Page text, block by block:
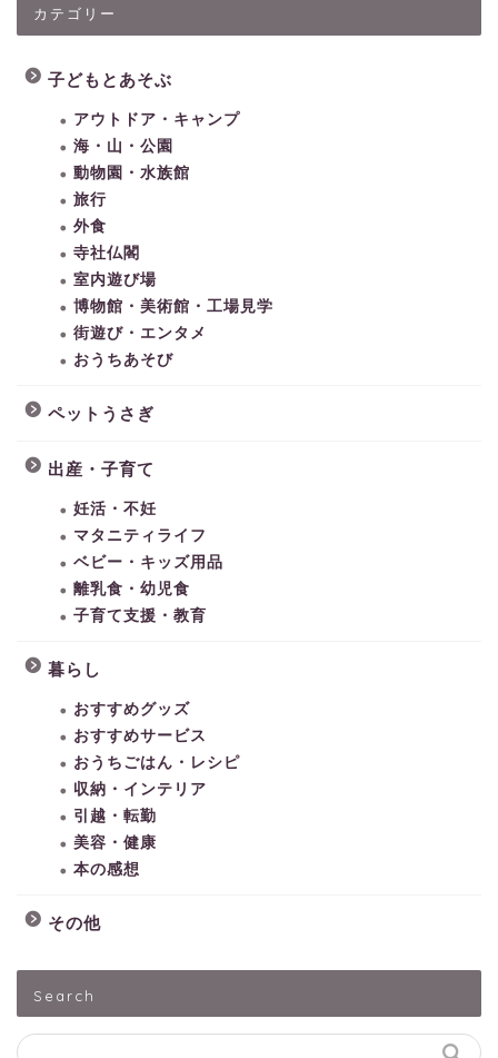
カテゴリー
子どもとあそぶ
アウトドア・キャンプ
海・山・公園
動物園・水族館
旅行
外食
寺社仏閣
室内遊び場
博物館・美術館・工場見学
街遊び・エンタメ
おうちあそび
ペットうさぎ
出産・子育て
妊活・不妊
マタニティライフ
ベビー・キッズ用品
離乳食・幼児食
子育て支援・教育
暮らし
おすすめグッズ
おすすめサービス
おうちごはん・レシピ
収納・インテリア
引越・転勤
美容・健康
本の感想
その他
Search